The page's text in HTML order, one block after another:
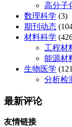
高分子
数理科学 (3)
期刊动态
材料科学
工程材
能源材
生物医学
分析检
最新评论
友情链接